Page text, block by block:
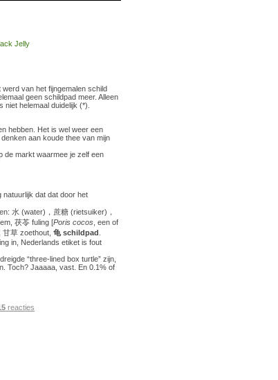
van het fijngemalen schild
geen schildpad meer. Alleen
helemaal duidelijk (*).
hebben. Het is wel weer een
aan koude thee van mijn
de markt waarmee je zelf een
natuurlijk dat dat door het
水 (water)，蔗糖 (rietsuiker)，
茯苓 fuling [Poris cocos , een of
草 zoethout, 龟 schildpad
in, Nederlands etiket is fout
“three-lined box turtle” zijn,
Toch? Jaaaaa, vast. En 0.1% of
reacties